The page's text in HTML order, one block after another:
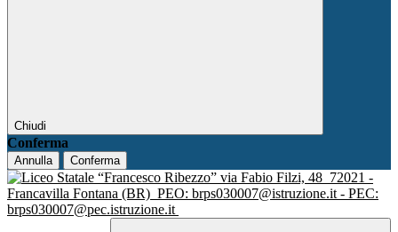
Chiudi
Conferma
Annulla Conferma
via Fabio Filzi, 48 72021 -
Francavilla Fontana (BR) PEO: brps030007@istruzione.it - PEC:
brps030007@pec.istruzione.it